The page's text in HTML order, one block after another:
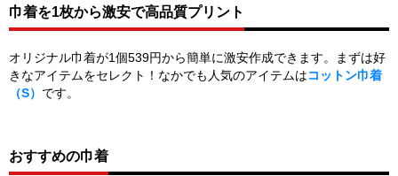
巾着を1枚から激安で高品質プリント
オリジナル巾着が1個539円から簡単に激安作成できます。まずは好
きなアイテムをセレクト！なかでも人気のアイテムはコットン巾着
（S） です。
おすすめの巾着